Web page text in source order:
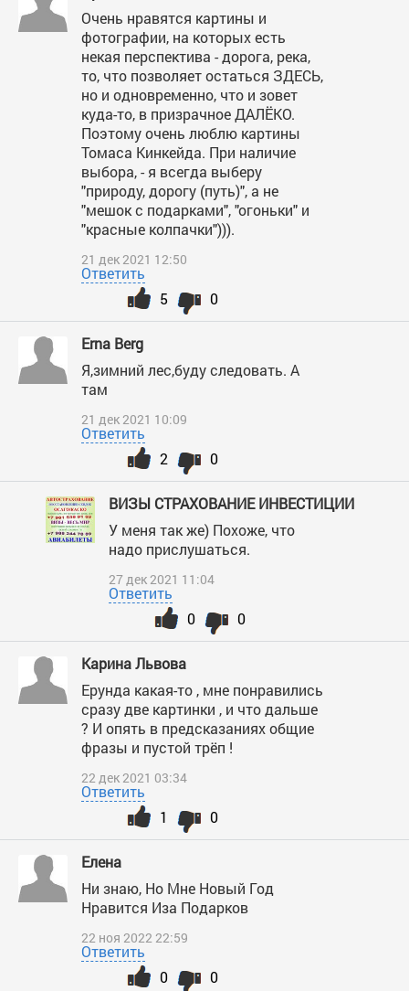
Очень нравятся картины и
фотографии, на которых есть
некая перспектива - дорога, река,
то, что позволяет остаться ЗДЕСЬ,
но и одновременно, что и зовет
куда-то, в призрачное ДАЛЁКО.
Поэтому очень люблю картины
Томаса Кинкейда. При наличие
выбора, - я всегда выберу
"природу, дорогу (путь)", а не
"мешок с подарками", "огоньки" и
"красные колпачки"))).
21 дек 2021 12:50
Ответить
0
5
Erna Berg
Я,зимний лес,буду следовать. А
там
21 дек 2021 10:09
Ответить
0
2
ВИЗЫ СТРАХОВАНИЕ ИНВЕСТИЦИИ
У меня так же) Похоже, что
надо прислушаться.
27 дек 2021 11:04
Ответить
0
0
Карина Львова
Ерунда какая-то , мне понравились
сразу две картинки , и что дальше
? И опять в предсказаниях общие
фразы и пустой трёп !
22 дек 2021 03:34
Ответить
0
1
Елена
Ни знаю, Но Мне Новый Год
Нравится Иза Подарков
22 ноя 2022 22:59
Ответить
0
0